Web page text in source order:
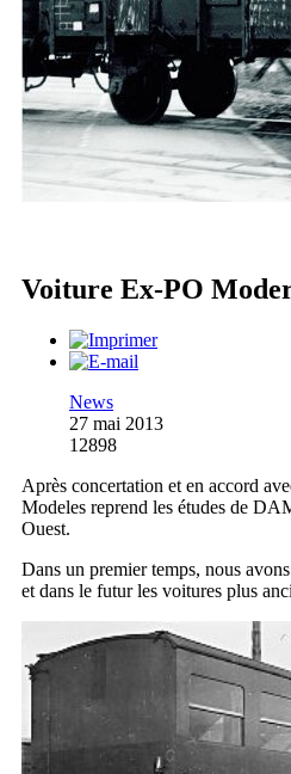
Voiture Ex-PO
News
27 mai 2013
12898
Après concertation et en accord
Modeles reprend les études de
Ouest.
Dans un premier temps, nous
et dans le futur les voitures plus